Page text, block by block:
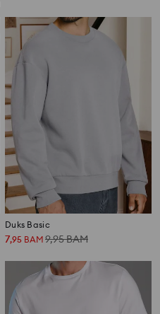
Duks Basic
7,95 BAM 9,95BAM